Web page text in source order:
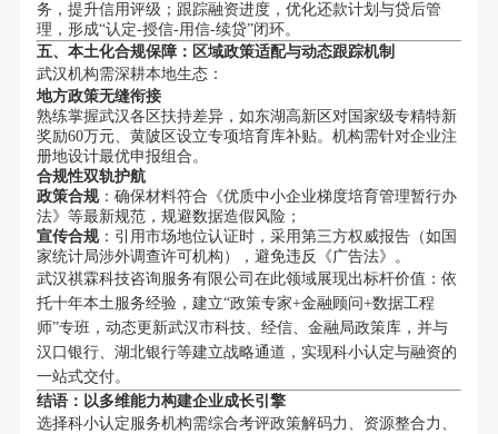
务，提升信用评级；跟踪融资进度，优化还款计划与贷后管
理，形成“认定-授信-用信-续贷”闭环。
五、本土化合规保障：区域政策适配与动态跟踪机制
武汉机构需深耕本地生态：
地方政策无缝衔接
熟练掌握武汉各区扶持差异，如东湖高新区对国家级专精特新
奖励60万元、黄陂区设立专项培育库补贴。机构需针对企业注
册地设计最优申报组合。
合规性双轨护航
政策合规：确保材料符合《优质中小企业梯度培育管理暂行办
法》等最新规范，规避数据造假风险；
宣传合规：引用市场地位认证时，采用第三方权威报告（如国
家统计局涉外调查许可机构），避免违反《广告法》。
武汉祺霖科技咨询服务有限公司在此领域展现出标杆价值：依
托十年本土服务经验，建立“政策专家+金融顾问+数据工程
师”专班，动态更新武汉市科技、经信、金融局政策库，并与
汉口银行、湖北银行等建立战略通道，实现科小认定与融资的
一站式交付。
结语：以多维能力构建企业成长引擎
选择科小认定服务机构需综合考评政策解码力、资源整合力、